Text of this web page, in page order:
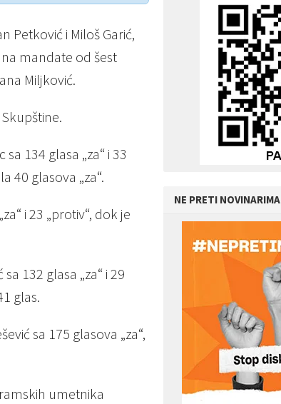
Petković i Miloš Garić,
mandate od šest
Miljković.
134 glasa „za“ i 33
40 glasova „za“.
i 23 „protiv“, dok je
132 glasa „za“ i 29
glas.
sa 175 glasova „za“,
umetnika
NE PRETI NOVINARIMA